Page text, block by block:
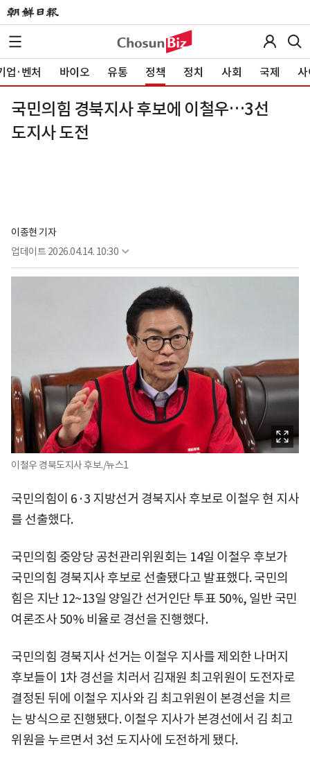
업·벤처 바이오 유통 정책 정치 사회 국제 사
국민의힘 경북지사 후보에 이철우…3선
도지사 도전
이종현 기자
업데이트 2026.04.14. 10:30
이철우 경북도지사 후보./뉴스1
국민의힘이 6·3 지방선거 경북지사 후보로 이철우 현 지사
를 선출했다.
국민의힘 중앙당 공천관리위원회는 14일 이철우 후보가
국민의힘 경북지사 후보로 선출됐다고 발표했다. 국민의
힘은 지난 12~13일 양일간 선거인단 투표 50%, 일반 국민
여론조사 50% 비율로 경선을 진행했다.
국민의힘 경북지사 선거는 이철우 지사를 제외한 나머지
후보들이 1차 경선을 치러서 김재원 최고위원이 도전자로
결정된 뒤에 이철우 지사와 김 최고위원이 본경선을 치르
는 방식으로 진행됐다. 이철우 지사가 본경선에서 김 최고
위원을 누르면서 3선 도지사에 도전하게 됐다.